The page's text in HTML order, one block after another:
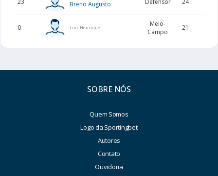
23 Breno Augusto Defensor 24
0 Luiz Henrique
Meio-
Campo
21
SOBRE NÓS
Quem Somos
Logo da Sportingbet
Autores
Contato
Ouvidoria